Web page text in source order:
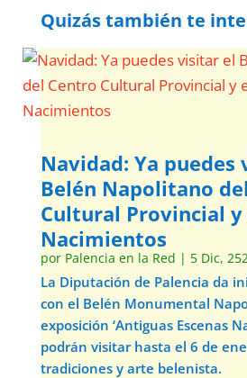
Quizás también te
Navidad: Ya puedes
Belén Napolitano
Cultural Provincial
Nacimientos
por Palencia en la Red | 5 Dic,
La Diputación de Palencia da
con el Belén Monumental
exposición ‘Antiguas Escenas
podrán visitar hasta el 6 de
tradiciones y arte belenista.